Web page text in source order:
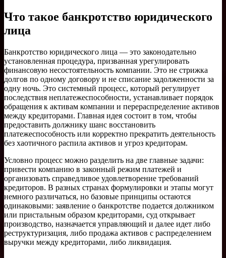
Что такое банкротство юридического
лица
Банкротство юридического лица — это законодательно
установленная процедура, призванная урегулировать
финансовую несостоятельность компании. Это не стрижка
долгов по одному договору и не списание задолженности за
одну ночь. Это системный процесс, который регулирует
последствия неплатежеспособности, устанавливает порядок
обращения к активам компании и перераспределение активов
между кредиторами. Главная идея состоит в том, чтобы
предоставить должнику шанс восстановить
платежеспособность или корректно прекратить деятельность
без хаотичного распила активов и угроз кредиторам.
Условно процесс можно разделить на две главные задачи:
привести компанию в законный режим платежей и
организовать справедливое удовлетворение требований
кредиторов. В разных странах формулировки и этапы могут
немного различаться, но базовые принципы остаются
одинаковыми: заявление о банкротстве подается должником
или пристальным образом кредиторами, суд открывает
производство, назначается управляющий и далее идет либо
реструктуризация, либо продажа активов с распределением
выручки между кредиторами, либо ликвидация.